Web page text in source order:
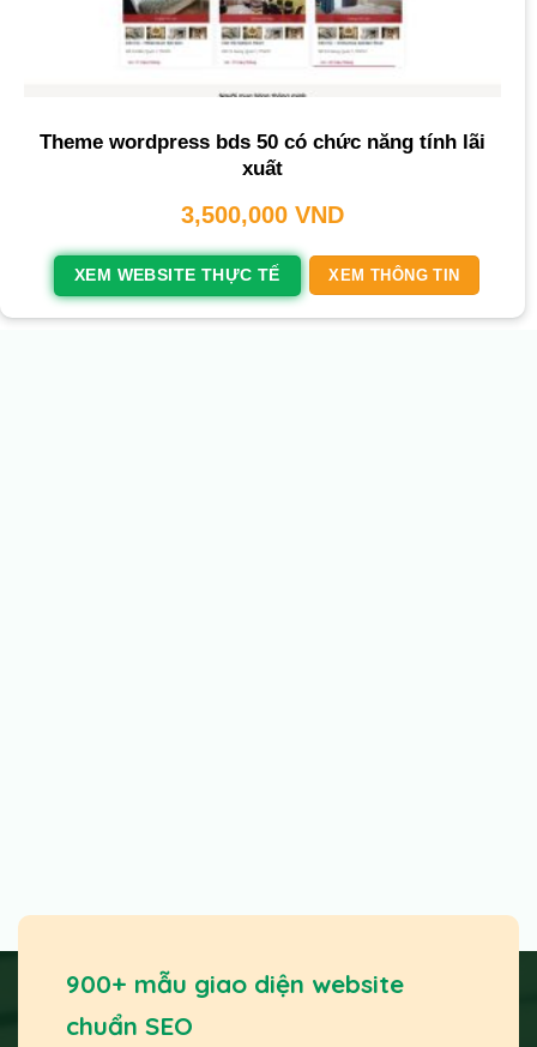
Theme wordpress bds 50 có chức năng tính lãi
xuất
3,500,000 VND
XEM WEBSITE THỰC TẾ XEM THÔNG TIN
900+ mẫu giao diện website
chuẩn SEO